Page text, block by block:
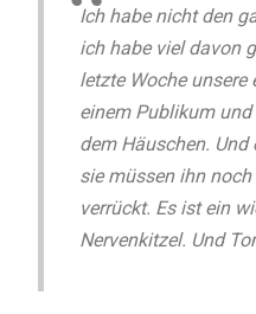
Ich habe nicht den
ich habe viel davon
letzte Woche
einem Publikum
dem Häuschen.
sie müssen ihn
verrückt. Es ist ein
Nervenkitzel. Und